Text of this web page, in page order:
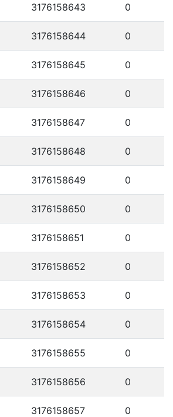
3176158643 0
3176158644 0
3176158645 0
3176158646 0
3176158647 0
3176158648 0
3176158649 0
3176158650 0
3176158651 0
3176158652 0
3176158653 0
3176158654 0
3176158655 0
3176158656 0
3176158657 0